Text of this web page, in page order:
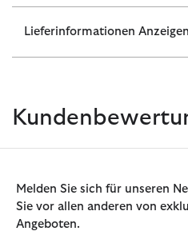
Lieferinformationen Anzeigen
Melden Sie sich für unseren
Sie vor allen anderen von
Angeboten.